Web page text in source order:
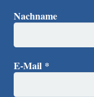
Nachname
E-Mail *